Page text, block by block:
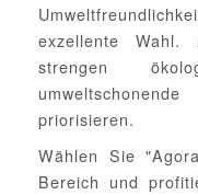
exzellente
strengen
priorisieren.
Wählen Sie
Bereich und